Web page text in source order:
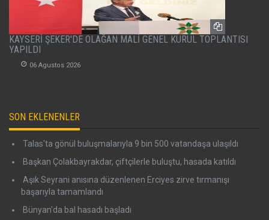
KAYSERİ ŞEKER'DE OLAĞAN MALİ GENEL KURUL TOPLANTISI
YAPILDI
06 Agustos 2026
SON EKLENENLER
Talas'ta gönül buluşmalarıyla 9 bin 500 vatandaşa ulaşıldı
Başkan Çolakbayrakdar, çiftçilerle buluştu, hasada katıldı
Aşık Seyrani anısına düzenlenen Erciyes zirve tırmanışı
başarıyla tamamlandı
Bünyan'da bal hasadı başladı